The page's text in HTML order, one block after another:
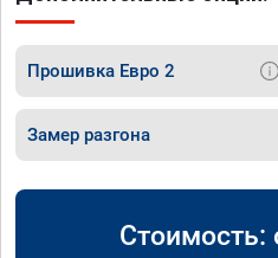
Прошивка Евро 2
Замер разгона
Стоимость: